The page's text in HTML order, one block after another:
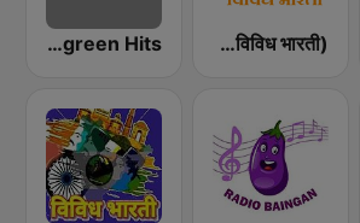
Vividh Bharti (विविध भारती)
Hindi Desi Bollywood Evergreen Hits